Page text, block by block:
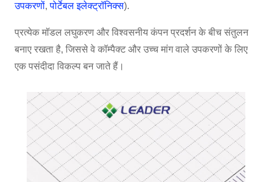
उपकरणों,पोर्टेबल इलेक्ट्रॉनिक्स).
प्रत्येक मॉडल लघुकरण और विश्वसनीय कंपन प्रदर्शन के बीच संतुलन
बनाए रखता है, जिससे वे कॉम्पैक्ट और उच्च मांग वाले उपकरणों के लिए
एक पसंदीदा विकल्प बन जाते हैं।